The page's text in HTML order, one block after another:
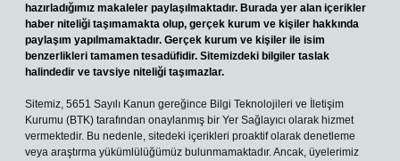
hazırladığımız makaleler paylaşılmaktadır. Burada yer alan içerikler
haber niteliği taşımamakta olup, gerçek kurum ve kişiler hakkında
paylaşım yapılmamaktadır. Gerçek kurum ve kişiler ile isim
benzerlikleri tamamen tesadüfidir. Sitemizdeki bilgiler taslak
halindedir ve tavsiye niteliği taşımazlar.
Sitemiz, 5651 Sayılı Kanun gereğince Bilgi Teknolojileri ve İletişim
Kurumu (BTK) tarafından onaylanmış bir Yer Sağlayıcı olarak hizmet
vermektedir. Bu nedenle, sitedeki içerikleri proaktif olarak denetleme
veya araştırma yükümlülüğümüz bulunmamaktadır. Ancak, üyelerimiz